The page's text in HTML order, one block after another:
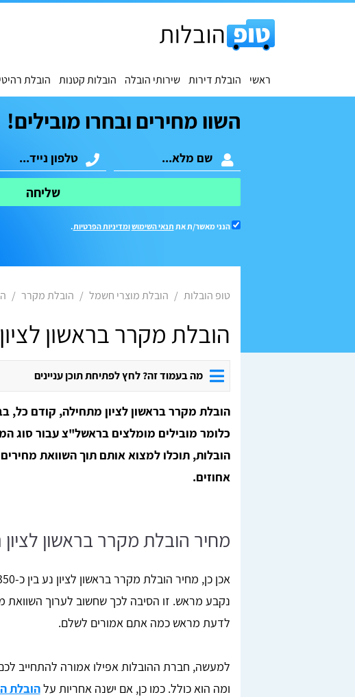
ראשי הובלת דירות שירותי הובלה הובלות קטנות הובלת
השוו מחירים ובחרו מובילים!
שליחה
הנני מאשר/ת את תנאי השימושומדיניות הפרטיות.
טופ הובלות הובלת מוצרי חשמל הובלת מקרר
הובלת מקרר בראשון לציון
מה בעמוד זה? לחץ לפתיחת תוכן עניינים
הובלת מקרר בראשון לציון מתחילה, קודם כל,
כלומר מובילים מומלצים בראשל"צ עבור סוג
הובלות, תוכלו למצוא אותם תוך השוואת
אחוזים.
מחיר הובלת מקרר בראשון
נקבע מראש. זו הסיבה לכך שחשוב לערוך השוואת
לדעת מראש כמה אתם אמורים לשלם.
למעשה, חברת ההובלות אפילו אמורה להתחייב
ומה הוא כולל. כמו כן, אם ישנה אחריות עלהובלת